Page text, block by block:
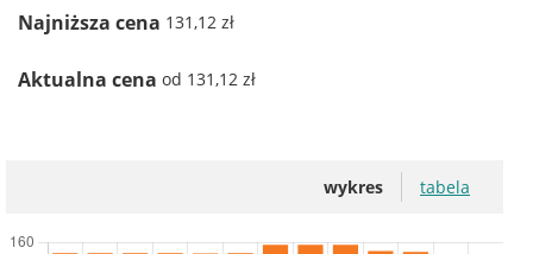
Najniższa cena 131,12 zł
Aktualna cena od 131,12 zł
wykres tabela